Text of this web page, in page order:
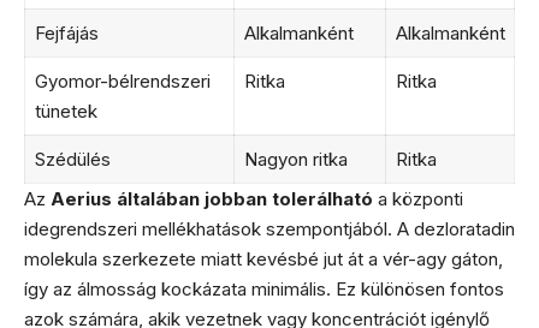
Fejfájás Alkalmanként Alkalmanként
Gyomor-bélrendszeri
tünetek
Ritka Ritka
Szédülés Nagyon ritka
Ritka
Az Aerius általában jobban tolerálható a központi
idegrendszeri mellékhatások szempontjából. A dezloratadin
molekula szerkezete miatt kevésbé jut át a vér-agy gáton,
így az álmosság kockázata minimális. Ez különösen fontos
azok számára, akik vezetnek vagy koncentrációt igénylő